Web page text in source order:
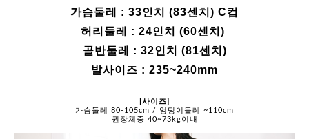
가슴둘레 : 33인치 (83센치) C컵
허리둘레 : 24인치 (60센치)
골반둘레 : 32인치 (81센치)
발사이즈 : 235~240mm
[사이즈]
가슴둘레 80-105cm / 엉덩이둘레 ~110cm
권장체중 40~73kg이내